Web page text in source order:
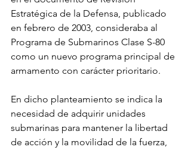
Estratégica de la Defensa, publicado
en febrero de 2003, consideraba al
Programa de Submarinos Clase S-80
como un nuevo programa principal de
armamento con carácter prioritario.
En dicho planteamiento se indica la
necesidad de adquirir unidades
submarinas para mantener la libertad
de acción y la movilidad de la fuerza,